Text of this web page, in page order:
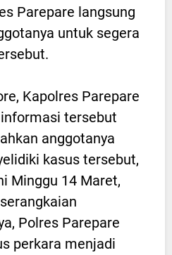
Parepare langsung
untuk segera
Kapolres Parepare
tersebut
anggotanya
kasus tersebut,
Minggu 14 Maret,
Polres Parepare
perkara menjadi